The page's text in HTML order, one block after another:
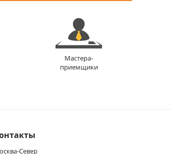
Мастера-
приемщики
Север